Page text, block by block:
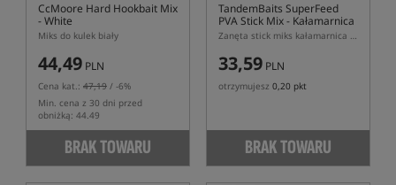
CcMoore Hard Hookbait Mix
- White
Miks do kulek biały
44,49 PLN
Cena kat.: 47,19 / -6%
Min. cena z 30 dni przed
obniżką: 44.49
BRAK TOWARU
TandemBaits SuperFeed
PVA Stick Mix- Kałamarnica
& Pomarańcza
Zanęta stick miks kałamarnica i pomarańcza
33,59 PLN
otrzymujesz 0,20 pkt
BRAK TOWARU